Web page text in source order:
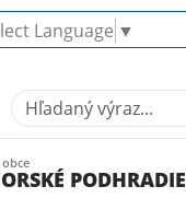
Language ▼
Hľadaný výraz...
PODHRADIE